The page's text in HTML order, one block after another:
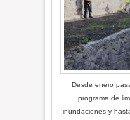
Desde enero
programa de
inundaciones y